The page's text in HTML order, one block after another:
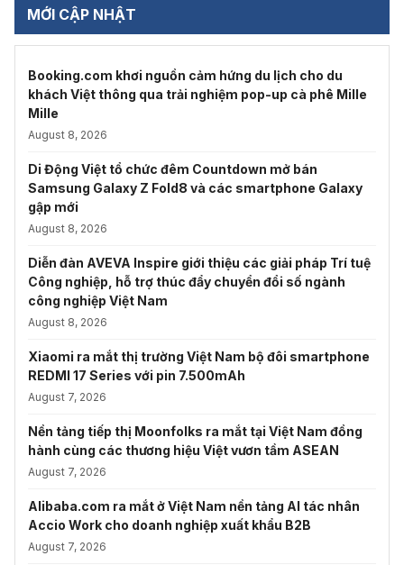
MỚI CẬP NHẬT
Booking.com khơi nguồn cảm hứng du lịch cho du
khách Việt thông qua trải nghiệm pop-up cà phê Mille
Mille
August 8, 2026
Di Động Việt tổ chức đêm Countdown mở bán
Samsung Galaxy Z Fold8 và các smartphone Galaxy
gập mới
August 8, 2026
Diễn đàn AVEVA Inspire giới thiệu các giải pháp Trí tuệ
Công nghiệp, hỗ trợ thúc đẩy chuyển đổi số ngành
công nghiệp Việt Nam
August 8, 2026
Xiaomi ra mắt thị trường Việt Nam bộ đôi smartphone
REDMI 17 Series với pin 7.500mAh
August 7, 2026
Nền tảng tiếp thị Moonfolks ra mắt tại Việt Nam đồng
hành cùng các thương hiệu Việt vươn tầm ASEAN
August 7, 2026
Alibaba.com ra mắt ở Việt Nam nền tảng AI tác nhân
Accio Work cho doanh nghiệp xuất khẩu B2B
August 7, 2026